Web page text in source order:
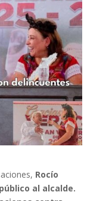
Rocío
al alcalde.